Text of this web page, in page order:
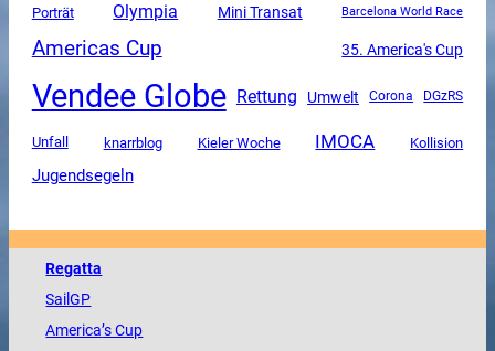
Porträt Olympia Mini Transat Barcelona World Race
Americas Cup 35. America's Cup
Vendee Globe Rettung Umwelt Corona DGzRS
Unfall knarrblog Kieler Woche IMOCA Kollision
Jugendsegeln
Regatta
SailGP
America’s Cup